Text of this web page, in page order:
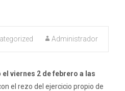
Administrador
viernes 2 de febrero a las
el rezo del ejercicio propio de